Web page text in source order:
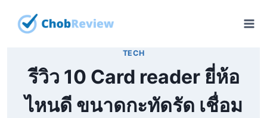
TECH
รีวิว 10 Card reader ยี่ห้อ
ไหนดี ขนาดกะทัดรัด เชื่อม